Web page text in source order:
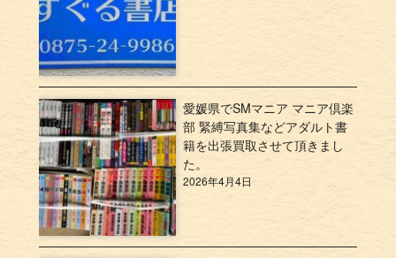
愛媛県でSMマニア マニア倶楽
部 緊縛写真集などアダルト書
籍を出張買取させて頂きまし
た。
2026年4月4日